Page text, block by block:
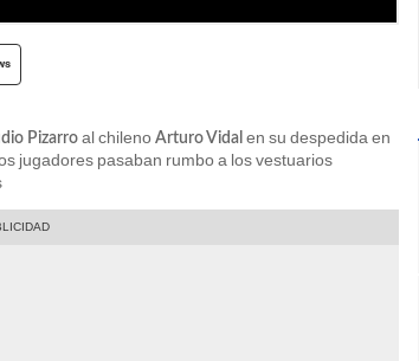
Pizarro al chileno Arturo Vidal en su despedida en
jugadores pasaban rumbo a los vestuarios